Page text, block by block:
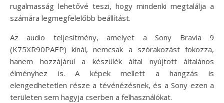
rugalmasság lehetővé teszi, hogy mindenki megtalálja a
számára legmegfelelőbb beállítást.
Az audio teljesítmény, amelyet a Sony Bravia 9
(K75XR90PAEP) kínál, nemcsak a szórakozást fokozza,
hanem hozzájárul a készülék által nyújtott általános
élményhez is. A képek mellett a hangzás is
elengedhetetlen része a tévénézésnek, és a Sony ezen a
területen sem hagyja cserben a felhasználókat.